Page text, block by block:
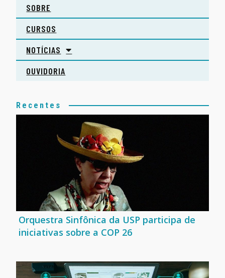
SOBRE
CURSOS
NOTÍCIAS
OUVIDORIA
Recentes
Orquestra Sinfônica da USP participa de
iniciativas sobre a COP 26